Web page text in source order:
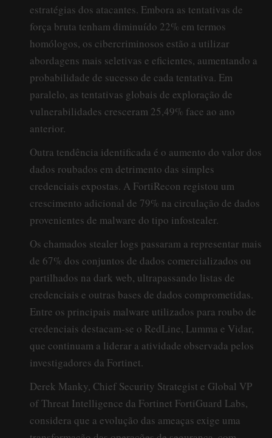
estratégias dos atacantes. Embora as tentativas de
força bruta tenham diminuído 22% em termos
homólogos, os cibercriminosos estão a utilizar
abordagens mais seletivas e eficientes, aumentando a
probabilidade de sucesso de cada tentativa. Em
paralelo, as tentativas globais de exploração de
vulnerabilidades cresceram 25,49% face ao ano
anterior.
Outra tendência identificada é o aumento do valor dos
dados roubados em detrimento das simples
credenciais expostas. A FortiRecon registou um
crescimento adicional de 79% na circulação de dados
provenientes de malware do tipo infostealer.
Os chamados stealer logs passaram a representar mais
de 67% dos conjuntos de dados comercializados ou
partilhados na dark web, ultrapassando listas de
credenciais e outras bases de dados comprometidas.
Entre os principais malware utilizados para roubo de
credenciais destacam-se o RedLine, Lumma e Vidar,
que continuam a liderar a atividade observada pelos
investigadores da Fortinet.
Derek Manky, Chief Security Strategist e Global VP
of Threat Intelligence da Fortinet FortiGuard Labs,
considera que a evolução das ameaças exige uma